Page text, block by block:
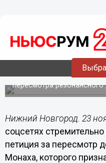
23.11.201916:03
Нижегородская
посадила двух
Знакомые и друзья
пересмотра резонансного
Нижний Новгород. 23
соцсетях
петиция за пересмотр
Монаха, которого